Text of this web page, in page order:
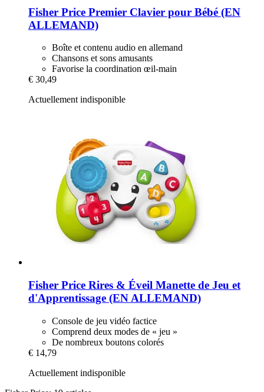
Fisher Price Premier Clavier pour Bébé (EN
ALLEMAND)
Boîte et contenu audio en allemand
Chansons et sons amusants
Favorise la coordination œil-main
€ 30,49
Actuellement indisponible
Fisher Price Rires & Éveil Manette de Jeu et
d'Apprentissage (EN ALLEMAND)
Console de jeu vidéo factice
Comprend deux modes de « jeu »
De nombreux boutons colorés
€ 14,79
Actuellement indisponible